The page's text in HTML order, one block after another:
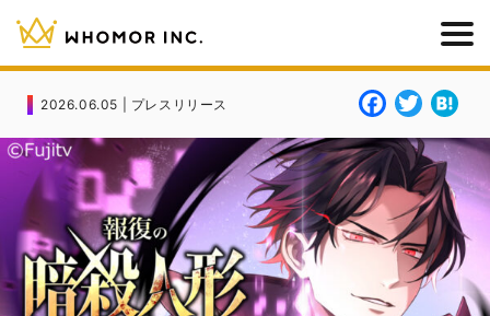
2026.06.05 | プレスリリース F
a
c
e
b
o
o
k
T
w
it
t
e
r
a
t
e
n
a